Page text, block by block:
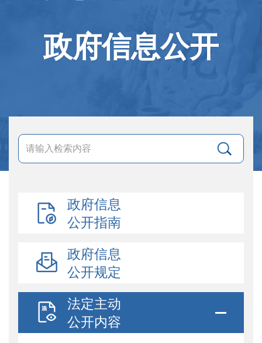
政府信息公开
政府信息
公开指南
政府信息
公开规定
法定主动
公开内容